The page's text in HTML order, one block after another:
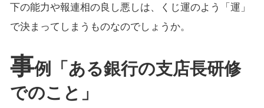
下の能力や報連相の良し悪しは、くじ運のよう「運」
で決まってしまうものなのでしょうか。
事例「ある銀行の支店長研修
でのこと」